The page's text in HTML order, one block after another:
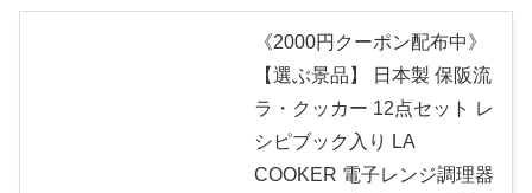
《2000円クーポン配布中》
【選ぶ景品】 日本製 保阪流
ラ・クッカー 12点セット レ
シピブック入り LA
COOKER 電子レンジ調理器